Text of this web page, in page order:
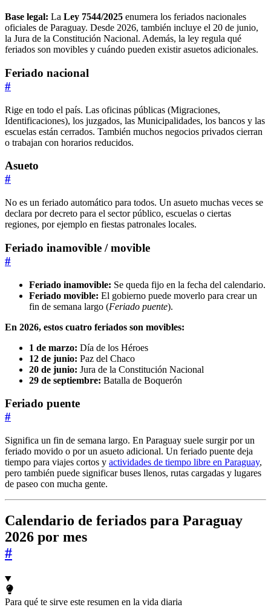
Base legal: La Ley 7544/2025 enumera los feriados nacionales
oficiales de Paraguay. Desde 2026, también incluye el 20 de junio,
la Jura de la Constitución Nacional. Además, la ley regula qué
feriados son movibles y cuándo pueden existir asuetos adicionales.
Feriado nacional
#
Rige en todo el país. Las oficinas públicas (Migraciones,
Identificaciones), los juzgados, las Municipalidades, los bancos y las
escuelas están cerrados. También muchos negocios privados cierran
o trabajan con horarios reducidos.
Asueto
#
No es un feriado automático para todos. Un asueto muchas veces se
declara por decreto para el sector público, escuelas o ciertas
regiones, por ejemplo en fiestas patronales locales.
Feriado inamovible / movible
#
Feriado inamovible: Se queda fijo en la fecha del calendario.
Feriado movible: El gobierno puede moverlo para crear un
fin de semana largo (Feriado puente).
En 2026, estos cuatro feriados son movibles:
1 de marzo: Día de los Héroes
12 de junio: Paz del Chaco
20 de junio: Jura de la Constitución Nacional
29 de septiembre: Batalla de Boquerón
Feriado puente
#
Significa un fin de semana largo. En Paraguay suele surgir por un
feriado movido o por un asueto adicional. Un feriado puente deja
tiempo para viajes cortos y actividades de tiempo libre en Paraguay,
pero también puede significar buses llenos, rutas cargadas y lugares
de paseo con mucha gente.
Calendario de feriados para Paraguay
2026 por mes
#
Para qué te sirve este resumen en la vida diaria